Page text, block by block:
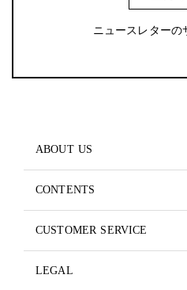
ニュースレターの
ABOUT US
CONTENTS
CUSTOMER SERVICE
LEGAL